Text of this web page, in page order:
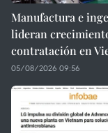
Manufactura e
lideran
contratación en
05/08/2026 09:56